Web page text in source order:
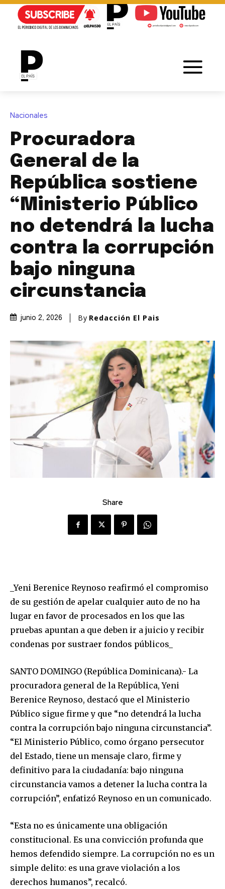
Nacionales
Procuradora
General de la
República sostiene
“Ministerio Público
no detendrá la lucha
contra la corrupción
bajo ninguna
circunstancia
junio 2, 2026 By Redacción El Pais
Share
_Yeni Berenice Reynoso reafirmó el compromiso
de su gestión de apelar cualquier auto de no ha
lugar en favor de procesados en los que las
pruebas apuntan a que deben ir a juicio y recibir
condenas por sustraer fondos públicos_
SANTO DOMINGO (República Dominicana).- La
procuradora general de la República, Yeni
Berenice Reynoso, destacó que el Ministerio
Público sigue firme y que “no detendrá la lucha
contra la corrupción bajo ninguna circunstancia”.
“El Ministerio Público, como órgano persecutor
del Estado, tiene un mensaje claro, firme y
definitivo para la ciudadanía: bajo ninguna
circunstancia vamos a detener la lucha contra la
corrupción”, enfatizó Reynoso en un comunicado.
“Esta no es únicamente una obligación
constitucional. Es una convicción profunda que
hemos defendido siempre. La corrupción no es un
simple delito: es una grave violación a los
derechos humanos”, recalcó.